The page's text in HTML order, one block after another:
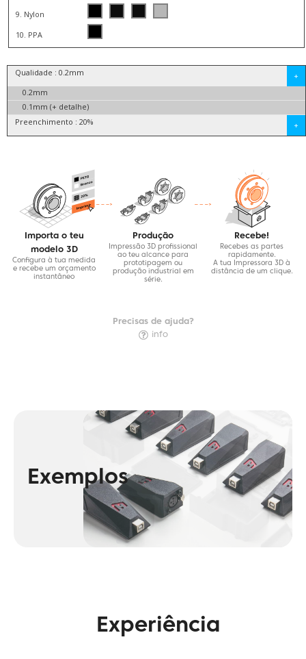
9. Nylon
10. PPA
Qualidade : 0.2mm
+
0.2mm
0.1mm (+ detalhe)
Preenchimento : 20%
+
Importa o teu
modelo 3D
Configura à tua medida
e recebe um orçamento
instantâneo
Produção
Impressão 3D profissional
ao teu alcance para
prototipagem ou
produção industrial em
série.
Recebe!
Recebes as partes
rapidamente.
A tua Impressora 3D à
distância de um clique.
Precisas de ajuda?
info
Exemplos
Experiência